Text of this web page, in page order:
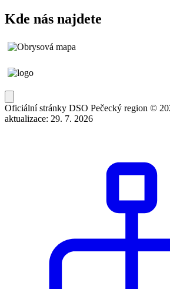
Kde nás najdete
Oficiální stránky DSO Pečecký region ©
aktualizace: 29. 7. 2026